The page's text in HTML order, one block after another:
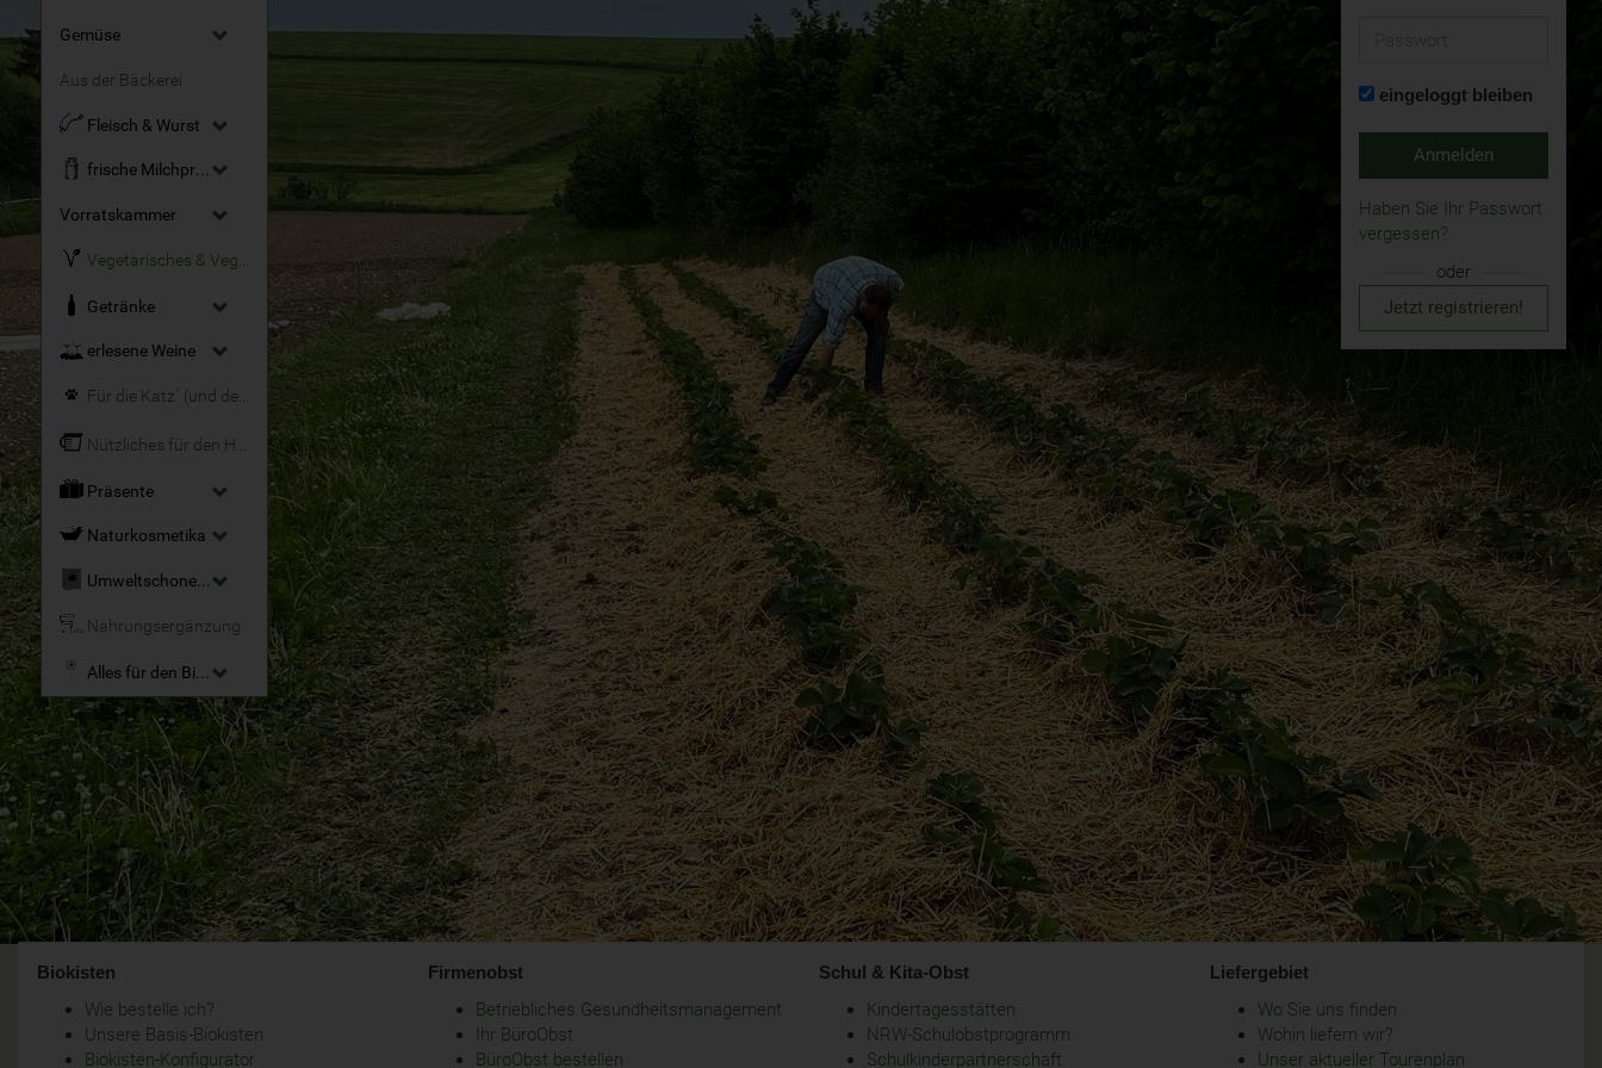
Gemüse
Aus der Bäckerei
Fleisch & Wurst
frische Milchprodukte
Vorratskammer
Getränke
erlesene Weine
Für die Katz´ (und den Hund)
Präsente
Naturkosmetika
Umweltschonende Reinigungsmittel
Nahrungsergänzung
Alles für den Bio-Garten
eingeloggt bleiben
Anmelden
Haben Sie Ihr Passwort
vergessen?
oder
Jetzt registrieren!
Biokisten
Wie bestelle ich?
Unsere Basis-Biokisten
Biokisten-Konfigurator
Firmenobst
Betriebliches Gesundheitsmanagement
Ihr BüroObst
BüroObst bestellen
Schul & Kita-Obst
Kindertagesstätten
NRW-Schulobstprogramm
Schulkinderpartnerschaft
Liefergebiet
Wo Sie uns finden
Wohin liefern wir?
Unser aktueller Tourenplan